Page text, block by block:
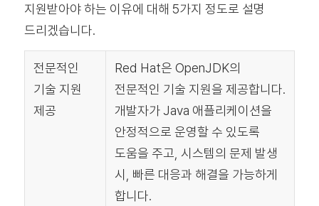
지원받아야 하는 이유에 대해 5가지 정도로 설명
드리겠습니다.
전문적인
기술 지원
제공
Red Hat은 OpenJDK의
전문적인 기술 지원을 제공합니다.
개발자가 Java 애플리케이션을
안정적으로 운영할 수 있도록
도움을 주고, 시스템의 문제 발생
시, 빠른 대응과 해결을 가능하게
합니다.